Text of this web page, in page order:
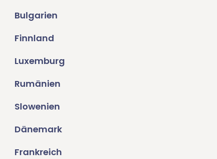
Bulgarien
Finnland
Luxemburg
Rumänien
Slowenien
Dänemark
Frankreich